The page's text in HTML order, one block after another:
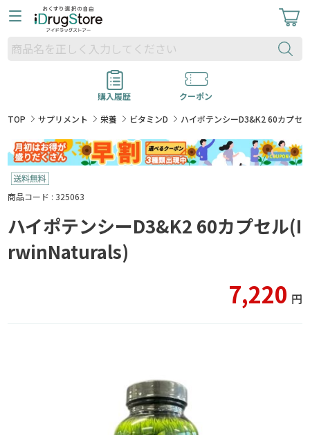
購入履歴
クーポン
TOP
サプリメント 栄養 ビタミンD ハイポテンシーD3&K2 60カプセ
商品コード : 325063
ハイポテンシーD3&K2 60カプセル(I
rwinNaturals)
7,220 円